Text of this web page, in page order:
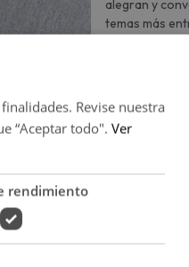
alegran y
temas más
a la mejor
a viernes de
urbana y los
artistas
m. a 2 p. m.
Revise nuestra
“Aceptar todo". Ver
rendimiento